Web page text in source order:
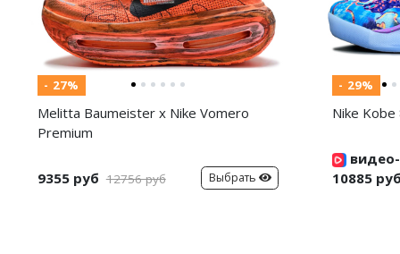
- 27%
Melitta Baumeister x Nike Vomero
Premium
9355 руб 12756 руб Выбрать
- 29%
Nike
10885 руб